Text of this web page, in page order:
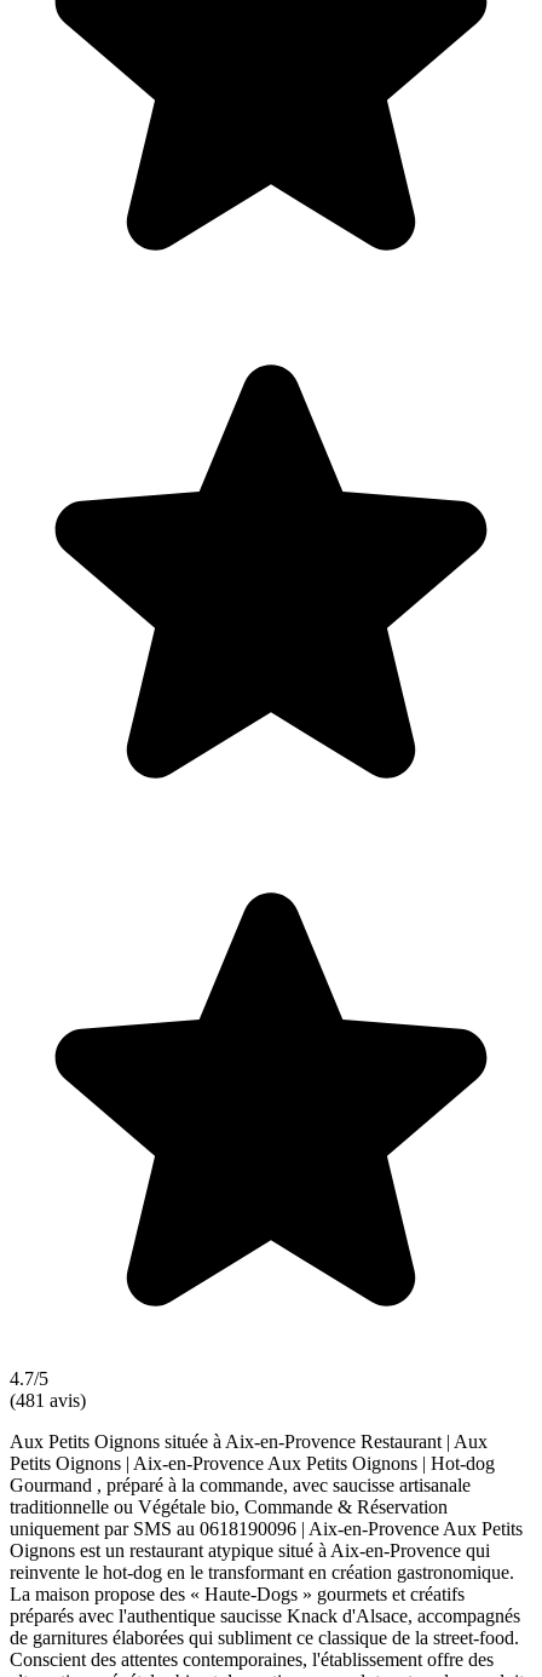
4.7/5
(481 avis)
Aux Petits Oignons située à Aix-en-Provence Restaurant | Aux
Petits Oignons | Aix-en-Provence Aux Petits Oignons | Hot-dog
Gourmand , préparé à la commande, avec saucisse artisanale
traditionnelle ou Végétale bio, Commande & Réservation
uniquement par SMS au 0618190096 | Aix-en-Provence Aux Petits
Oignons est un restaurant atypique situé à Aix-en-Provence qui
reinvente le hot-dog en le transformant en création gastronomique.
La maison propose des « Haute-Dogs » gourmets et créatifs
préparés avec l'authentique saucisse Knack d'Alsace, accompagnés
de garnitures élaborées qui subliment ce classique de la street-food.
Conscient des attentes contemporaines, l'établissement offre des